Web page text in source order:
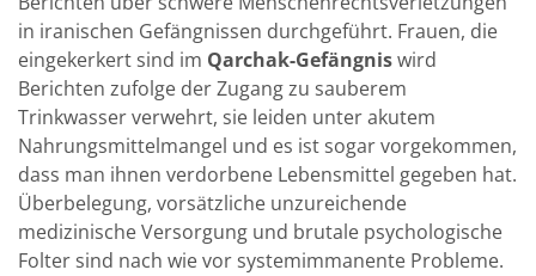
in iranischen Gefängnissen durchgeführt. Frauen, die
eingekerkert sind im Qarchak-Gefängniswird
Berichten zufolge der Zugang zu sauberem
Trinkwasser verwehrt, sie leiden unter akutem
Nahrungsmittelmangel und es ist sogar vorgekommen,
dass man ihnen verdorbene Lebensmittel gegeben hat.
Überbelegung, vorsätzliche unzureichende
medizinische Versorgung und brutale psychologische
Folter sind nach wie vor systemimmanente Probleme.